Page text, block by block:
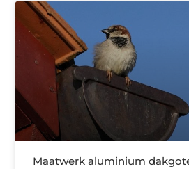
Maatwerk aluminium